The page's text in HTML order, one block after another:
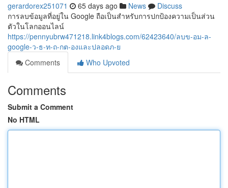
gerardorex251071 65 days ago News
Discuss
การลบข้อมูลที่อยู่ใน Google ถือเป็นสำหรับการปกป้องความเป็นส่วน
ตัวในโลกออนไลน์
https://pennyubrw471218.link4blogs.com/62423640/ลบข-อม-ล-
google-ว-ธ-ท-ถ-กต-องและปลอดภ-ย
Comments
Who Upvoted
Comments
Submit a Comment
No HTML